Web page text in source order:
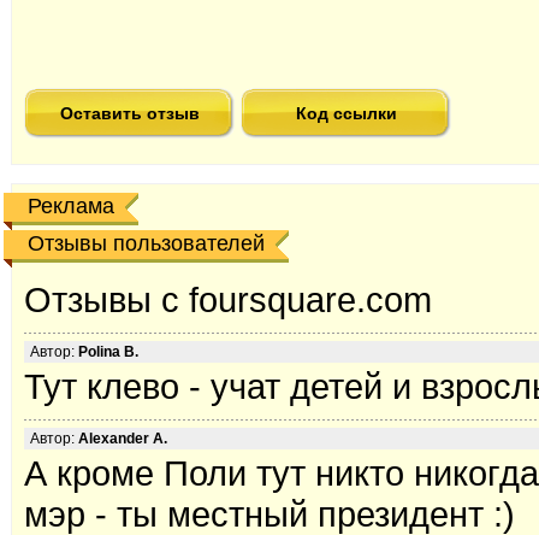
Оставить отзыв Код ссылки
Реклама
Отзывы пользователей
Отзывы с foursquare.com
Автор: Polina B.
Тут клево - учат детей и
Автор: Alexander A.
А кроме Поли тут никто
мэр - ты местный президент :)